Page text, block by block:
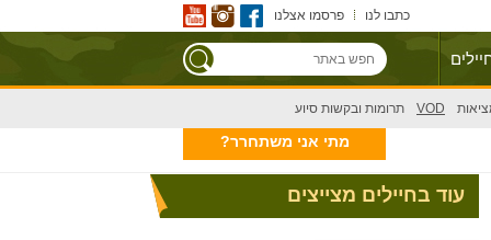
כתבו לנו פרסמו אצלנו
VOD תרומות ובקשות סיוע
מתי אני משתחרר?
עוד בחיילים מצייצים